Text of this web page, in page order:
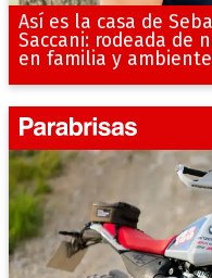
Así es la casa de
Saccani: rodeada de
en familia y